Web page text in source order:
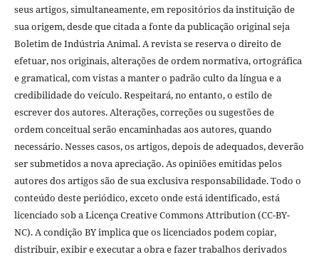
seus artigos, simultaneamente, em repositórios da instituição de
sua origem, desde que citada a fonte da publicação original seja
Boletim de Indústria Animal. A revista se reserva o direito de
efetuar, nos originais, alterações de ordem normativa, ortográfica
e gramatical, com vistas a manter o padrão culto da língua e a
credibilidade do veículo. Respeitará, no entanto, o estilo de
escrever dos autores. Alterações, correções ou sugestões de
ordem conceitual serão encaminhadas aos autores, quando
necessário. Nesses casos, os artigos, depois de adequados, deverão
ser submetidos a nova apreciação. As opiniões emitidas pelos
autores dos artigos são de sua exclusiva responsabilidade. Todo o
conteúdo deste periódico, exceto onde está identificado, está
licenciado sob a Licença Creative Commons Attribution (CC-BY-
NC). A condição BY implica que os licenciados podem copiar,
distribuir, exibir e executar a obra e fazer trabalhos derivados